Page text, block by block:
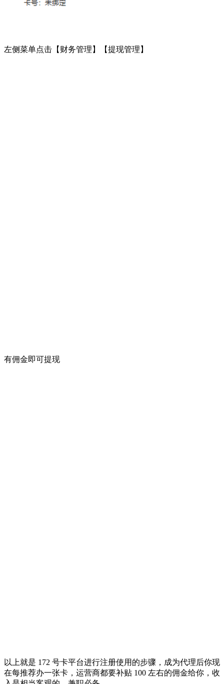
左侧菜单点击【财务管理】【提现管理】
有佣金即可提现
以上就是 172 号卡平台进行注册使用的步骤，成为代理后你现
在每推荐办一张卡，运营商都要补贴 100 左右的佣金给你，收